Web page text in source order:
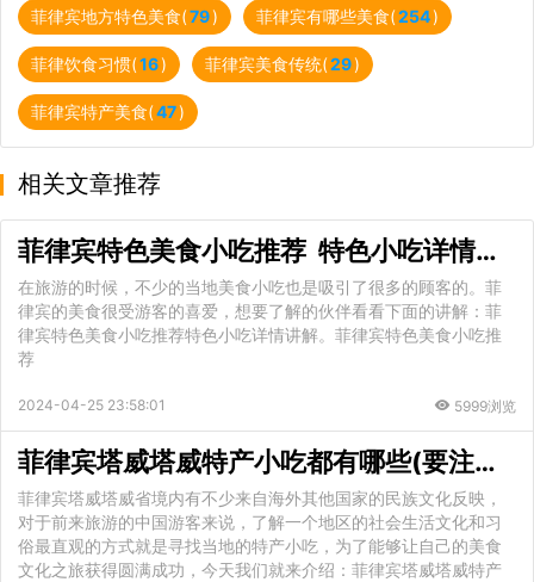
菲律宾地方特色美食(79) 菲律宾有哪些美食(254)
菲律饮食习惯(16) 菲律宾美食传统(29)
菲律宾特产美食(47)
相关文章推荐
菲律宾特色美食小吃推荐 特色小吃详情讲解
在旅游的时候，不少的当地美食小吃也是吸引了很多的顾客的。菲
律宾的美食很受游客的喜爱，想要了解的伙伴看看下面的讲解：菲
律宾特色美食小吃推荐特色小吃详情讲解。菲律宾特色美食小吃推
荐
2024-04-25 23:58:01 5999浏览
菲律宾塔威塔威特产小吃都有哪些(要注意什么)
菲律宾塔威塔威省境内有不少来自海外其他国家的民族文化反映，
对于前来旅游的中国游客来说，了解一个地区的社会生活文化和习
俗最直观的方式就是寻找当地的特产小吃，为了能够让自己的美食
文化之旅获得圆满成功，今天我们就来介绍：菲律宾塔威塔威特产